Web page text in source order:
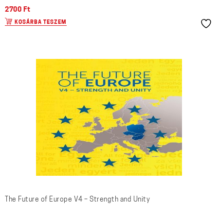
2700 Ft
KOSÁRBA TESZEM
The Future of Europe V4 – Strength and Unity